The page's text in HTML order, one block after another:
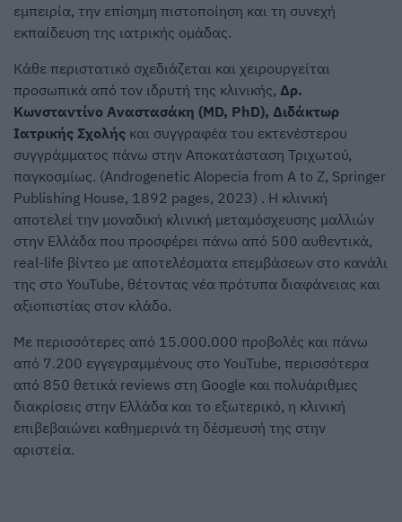
εμπειρία, την επίσημη πιστοποίηση και τη συνεχή
εκπαίδευση της ιατρικής ομάδας.
Κάθε περιστατικό σχεδιάζεται και χειρουργείται
προσωπικά από τον ιδρυτή της κλινικής, Δρ.
Κωνσταντίνο Αναστασάκη (MD, PhD), Διδάκτωρ
Ιατρικής Σχολής και συγγραφέα του εκτενέστερου
συγγράμματος πάνω στην Αποκατάσταση Τριχωτού,
παγκοσμίως. (Androgenetic Alopecia from A to Z, Springer
Publishing House, 1892 pages, 2023) . Η κλινική
αποτελεί την μοναδική κλινική μεταμόσχευσης μαλλιών
στην Ελλάδα που προσφέρει πάνω από 500 αυθεντικά,
real-life βίντεο με αποτελέσματα επεμβάσεων στο κανάλι
της στο YouTube, θέτοντας νέα πρότυπα διαφάνειας και
αξιοπιστίας στον κλάδο.
Με περισσότερες από 15.000.000 προβολές και πάνω
από 7.200 εγγεγραμμένους στο YouTube, περισσότερα
από 850 θετικά reviews στη Google και πολυάριθμες
διακρίσεις στην Ελλάδα και το εξωτερικό, η κλινική
επιβεβαιώνει καθημερινά τη δέσμευσή της στην
αριστεία.